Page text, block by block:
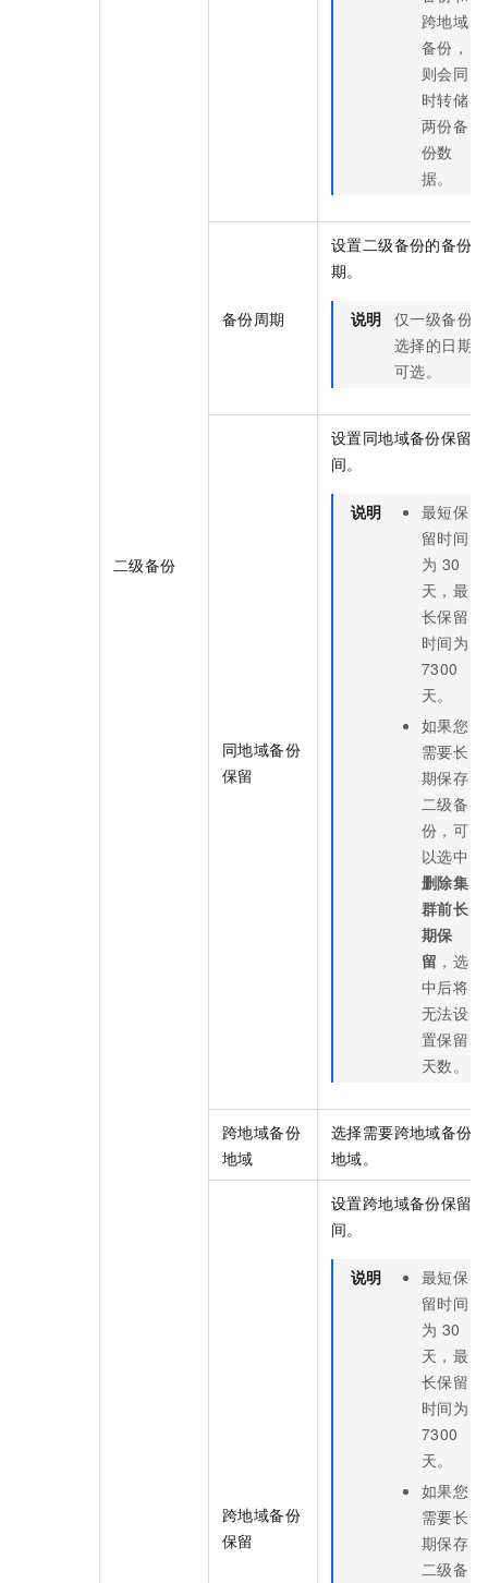
二级备份
跨地域
备份，
则会同
时转储
两份备
份数
据。
备份周期
设置二级备份的备份周
期。
说明 仅一级备份
选择的日期
可选。
同地域备份
保留
设置同地域备份保留时
间。
说明
最短保
留时间
为 30
天，最
长保留
时间为
7300
天。
如果您
需要长
期保存
二级备
份，可
以选中
删除集
群前长
期保
留 ，选
中后将
无法设
置保留
天数。
跨地域备份
地域
选择需要跨地域备份的
地域。
跨地域备份
保留
设置跨地域备份保留时
间。
说明
最短保
留时间
为 30
天，最
长保留
时间为
7300
天。
如果您
需要长
期保存
二级备